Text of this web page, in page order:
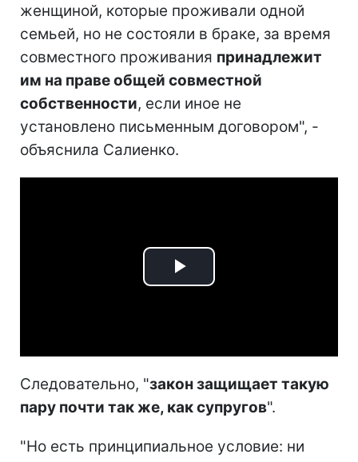
женщиной, которые проживали одной
семьей, но не состояли в браке, за время
совместного проживания принадлежит
им на праве общей совместной
собственности, если иное не
установлено письменным договором", -
объяснила Салиенко.
Play
Следовательно, "закон защищает такую
пару почти так же, как супругов".
"Но есть принципиальное условие: ни